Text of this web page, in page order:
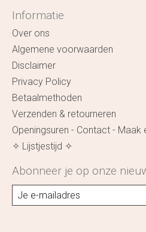
Informatie
Over ons
Algemene voorwaarden
Disclaimer
Privacy Policy
Betaalmethoden
Verzenden & retourneren
Openingsuren - Contact - Maak
✧ Lijstjestijd ✧
Abonneer je op onze